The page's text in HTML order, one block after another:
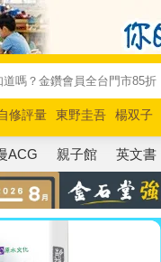
修評量 東野圭吾 楊双子
綻放
奧德賽 路邊攤新作
ACG 親子館 英文書